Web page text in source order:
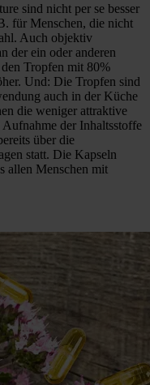
sind nicht per se besser
für Menschen, die nicht
Auch objektiv
der ein oder anderen
Tropfen mit 80%
Und: Die Tropfen sind
auch in der Küche
die weniger attraktive
der Inhaltsstoffe
über die
statt. Die Kapseln
allen Menschen mit